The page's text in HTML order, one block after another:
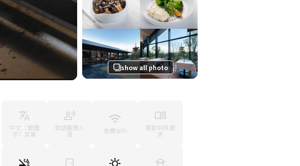
show all photo
中文（繁體
字）菜單
華語服務人
員 免費WiFi 餐飲特殊要
求